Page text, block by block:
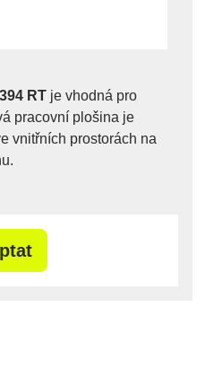
RT je vhodná pro
pracovní plošina je
vnitřních prostorách na